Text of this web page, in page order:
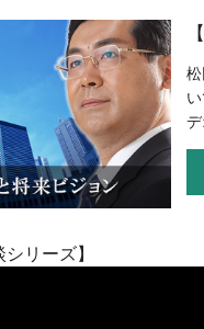
リーズ】